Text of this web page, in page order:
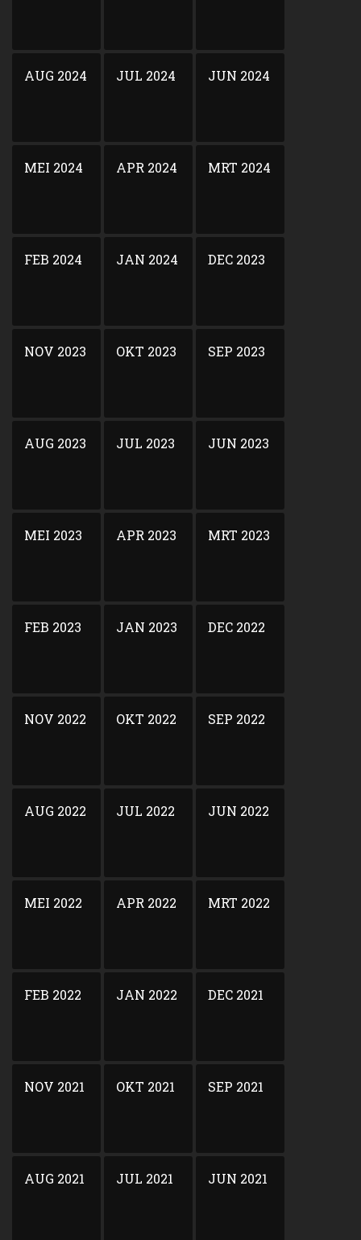
AUG 2024 JUL 2024 JUN 2024
MEI 2024 APR 2024 MRT 2024
FEB 2024 JAN 2024 DEC 2023
NOV 2023 OKT 2023 SEP 2023
AUG 2023 JUL 2023 JUN 2023
MEI 2023 APR 2023 MRT 2023
FEB 2023 JAN 2023 DEC 2022
NOV 2022 OKT 2022 SEP 2022
AUG 2022 JUL 2022 JUN 2022
MEI 2022 APR 2022 MRT 2022
FEB 2022 JAN 2022 DEC 2021
NOV 2021 OKT 2021 SEP 2021
AUG 2021 JUL 2021 JUN 2021